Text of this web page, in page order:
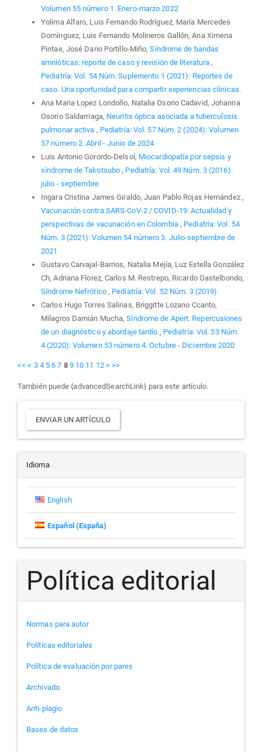
Volumen 55 número 1. Enero-marzo 2022
Yolima Alfaro, Luis Fernando Rodríguez, María Mercedes
Domínguez, Luis Fernando Molineros Gallón, Ana Ximena
Pintae, José Dario Portillo-Miño,Síndrome de bandas
amnióticas: reporte de caso y revisión de literatura ,
Pediatría: Vol. 54 Núm. Suplemento 1 (2021): Reportes de
caso. Una oportunidad para compartir experiencias clínicas.
Ana Maria Lopez Londoño, Natalia Osorio Cadavid, Johanna
Osorio Saldarriaga, Neuritis óptica asociada a tuberculosis
pulmonar activa , Pediatría: Vol. 57 Núm. 2 (2024): Volumen
57 número 2. Abril - Junio de 2024
Luis Antonio Gorordo-Delsol, Miocardiopatía por sepsis y
síndrome de Takotsubo , Pediatría: Vol. 49 Núm. 3 (2016):
julio - septiembre
Ingara Cristina James Giraldo, Juan Pablo Rojas Hernández ,
Vacunación contra SARS-CoV-2 / COVID-19: Actualidad y
perspectivas de vacunación en Colombia , Pediatría: Vol. 54
Núm. 3 (2021): Volumen 54 número 3. Julio-septiembre de
2021
Gustavo Carvajal-Barrios, Natalia Mejía, Luz Estella González
Ch, Adriana Florez, Carlos M. Restrepo, Ricardo Gastelbondo,
Síndrome Nefrótico , Pediatría: Vol. 52 Núm. 3 (2019)
Carlos Hugo Torres Salinas, Briggitte Lozano Ccanto,
Milagros Damián Mucha,Síndrome de Apert. Repercusiones
de un diagnóstico y abordaje tardío , Pediatría: Vol. 53 Núm.
4 (2020): Volumen 53 número 4. Octubre - Diciembre 2020
<< < 3 4 5 6 7 8 9 10 11 12 > >>
También puede {advancedSearchLink} para este artículo.
Enviar
un
artículo
ENVIAR UN ARTÍCULO
Idioma
English
Español (España)
Política editorial
Normas para autor
Políticas editoriales
Política de evaluación por pares
Archivado
Anti-plagio
Bases de datos